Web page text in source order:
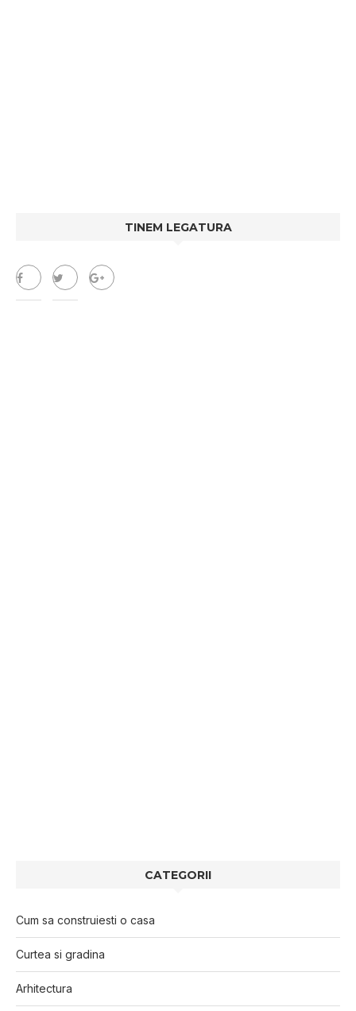
TINEM LEGATURA
CATEGORII
Cum sa construiesti o casa
Curtea si gradina
Arhitectura